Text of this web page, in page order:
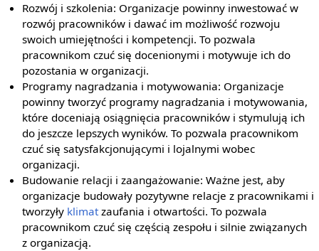
Rozwój i szkolenia: Organizacje powinny inwestować w
rozwój pracowników i dawać im możliwość rozwoju
swoich umiejętności i kompetencji. To pozwala
pracownikom czuć się docenionymi i motywuje ich do
pozostania w organizacji.
Programy nagradzania i motywowania: Organizacje
powinny tworzyć programy nagradzania i motywowania,
które doceniają osiągnięcia pracowników i stymulują ich
do jeszcze lepszych wyników. To pozwala pracownikom
czuć się satysfakcjonującymi i lojalnymi wobec
organizacji.
Budowanie relacji i zaangażowanie: Ważne jest, aby
organizacje budowały pozytywne relacje z pracownikami i
tworzyły klimatzaufania i otwartości. To pozwala
pracownikom czuć się częścią zespołu i silnie związanych
z organizacją.